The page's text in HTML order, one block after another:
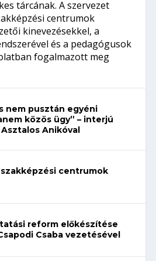
tárcának. A szervezet
centrumok
kinevezésekkel, a
és a pedagógusok
fogalmazott meg
nem pusztán egyéni
közös ügy” – interjú
Anikóval
centrumok
reform előkészítése
Csaba vezetésével